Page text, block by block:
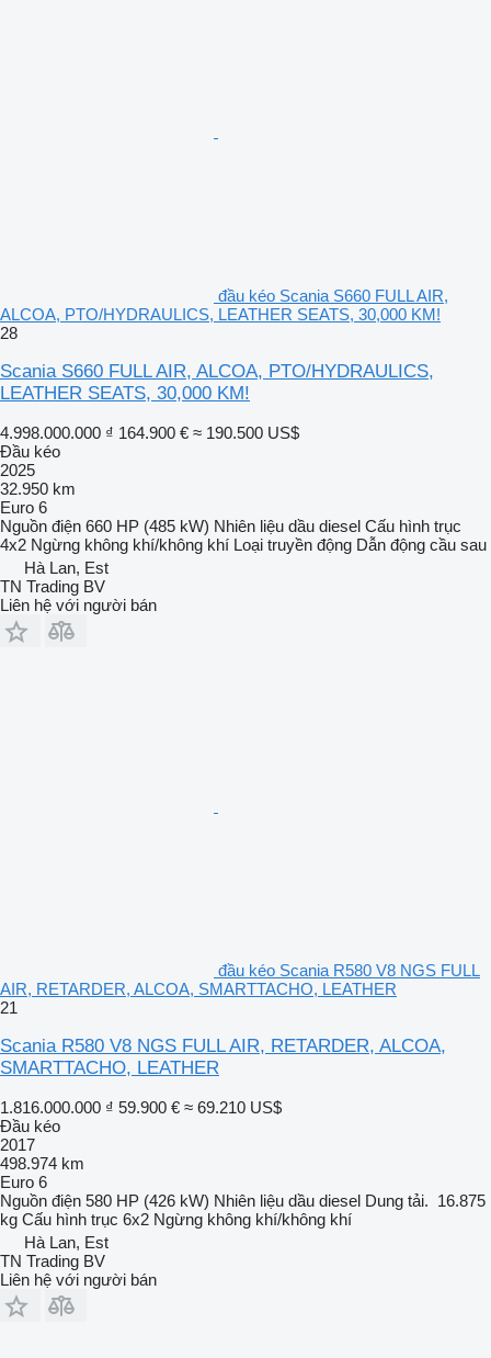
đầu kéo Scania S660 FULL AIR,
ALCOA, PTO/HYDRAULICS, LEATHER SEATS, 30,000 KM!
28
Scania S660 FULL AIR, ALCOA, PTO/HYDRAULICS,
LEATHER SEATS, 30,000 KM!
4.998.000.000 ₫ 164.900 € ≈ 190.500 US$
Đầu kéo
2025
32.950 km
Euro 6
Nguồn điện 660 HP (485 kW) Nhiên liệu dầu diesel Cấu hình trục
4x2 Ngừng không khí/không khí Loại truyền động Dẫn động cầu sau
Hà Lan, Est
TN Trading BV
Liên hệ với người bán
đầu kéo Scania R580 V8 NGS FULL
AIR, RETARDER, ALCOA, SMARTTACHO, LEATHER
21
Scania R580 V8 NGS FULL AIR, RETARDER, ALCOA,
SMARTTACHO, LEATHER
1.816.000.000 ₫ 59.900 € ≈ 69.210 US$
Đầu kéo
2017
498.974 km
Euro 6
Nguồn điện 580 HP (426 kW) Nhiên liệu dầu diesel Dung tải. 16.875
kg Cấu hình trục 6x2 Ngừng không khí/không khí
Hà Lan, Est
TN Trading BV
Liên hệ với người bán